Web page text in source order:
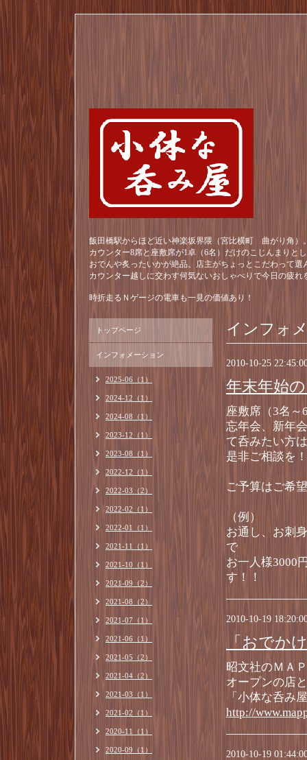
飯田橋駅からほど近い神楽坂界隈（宮比横町 曲がり角）
カウンター8席と座敷席が1卓（6名）だけのこじんまりと
おでんや炙ったいかが絶品。店主がちょっとこだわって
カウンター越しに交わす何気ないおしゃべりで今日の疲れ
時折走るＮゲージの電車も一見の価値あり！
インフォ
2010-10-25
年末年始
座敷席（3名～
忘年会、新年
て呑みたい方
是非ご相談を！
ご予算はご希
（例）
お通し、お刺
で
お一人様3000
す！！
2010-10-19
「おでか
昭文社のＭＡ
オープンの店
「小体な呑み
http://
2010-10-19
トップページ
インフォメーション
2025-06（1）
2024-12（1）
2024-08（1）
2023-12（1）
2023-08（1）
2022-12（1）
2022-03（2）
2022-02（1）
2022-01（1）
2021-11（1）
2021-10（1）
2021-09（2）
2021-08（2）
2021-07（1）
2021-06（1）
2021-05（2）
2021-04（2）
2021-03（1）
2021-02（1）
2020-11（1）
2020-09（1）